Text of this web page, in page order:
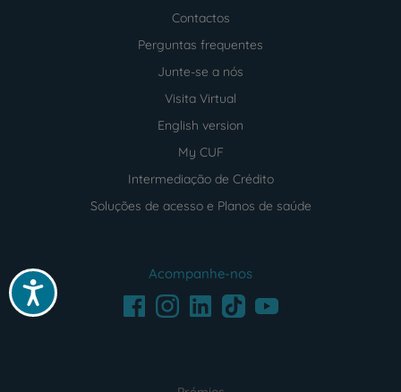
Acessibilidade
Contactos
Perguntas frequentes
Junte-se a nós
Visita Virtual
English version
My CUF
Intermediação de Crédito
Soluções de acesso e Planos de saúde
Acompanhe-nos
FacebookInstagramLinkedInTikTokYoutube